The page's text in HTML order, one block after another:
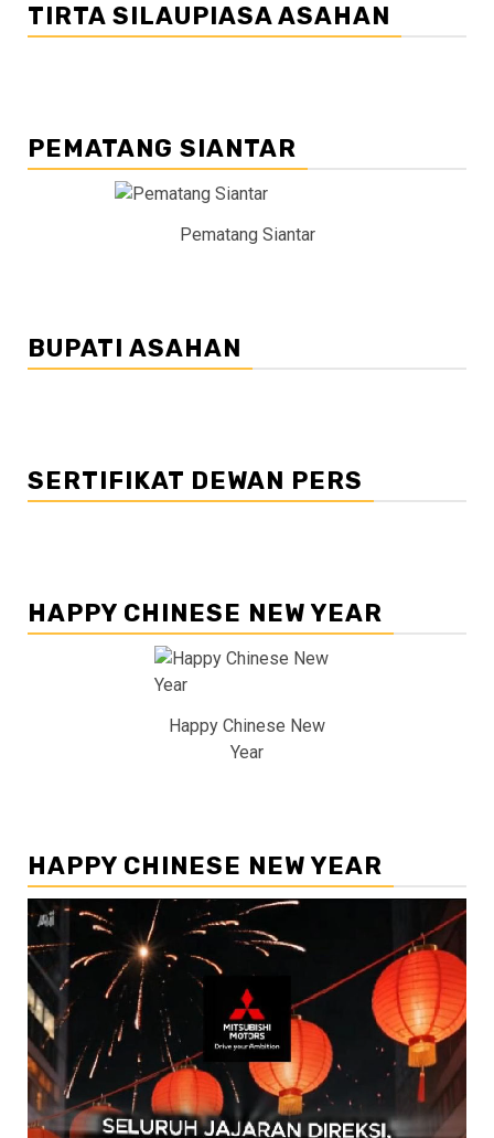
TIRTA SILAUPIASA ASAHAN
PEMATANG SIANTAR
Pematang Siantar
BUPATI ASAHAN
SERTIFIKAT DEWAN PERS
HAPPY CHINESE NEW YEAR
Happy Chinese New
Year
HAPPY CHINESE NEW YEAR